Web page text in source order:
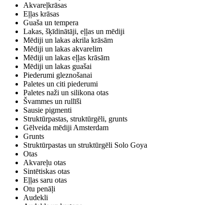
Akvareļkrāsas
Eļļas krāsas
Guaša un tempera
Lakas, šķīdinātāji, eļļas un mēdiji
Mēdiji un lakas akrila krāsām
Mēdiji un lakas akvarelim
Mēdiji un lakas eļļas krāsām
Mēdiji un lakas guašai
Piederumi gleznošanai
Paletes un citi piederumi
Paletes naži un silikona otas
Švammes un rullīši
Sausie pigmenti
Struktūrpastas, struktūrgēli, grunts
Gēlveida mēdiji Amsterdam
Grunts
Struktūrpastas un struktūrgēli Solo Goya
Otas
Akvareļu otas
Sintētiskas otas
Eļļas saru otas
Otu penāļi
Audekli